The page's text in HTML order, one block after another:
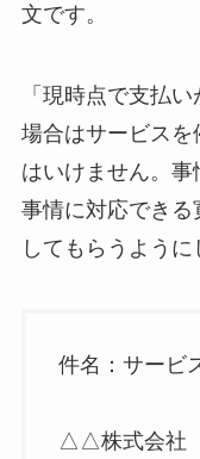
文です。
「現時点で支払
場合はサービスを
はいけません。事
事情に対応でき
してもらうように
件名：サービ
△△株式会社